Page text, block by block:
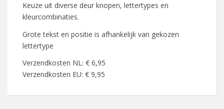
Keuze uit diverse deur knopen, lettertypes en
kleurcombinaties.
Grote tekst en positie is afhankelijk van gekozen
lettertype
Verzendkosten NL: € 6,95
Verzendkosten EU: € 9,95